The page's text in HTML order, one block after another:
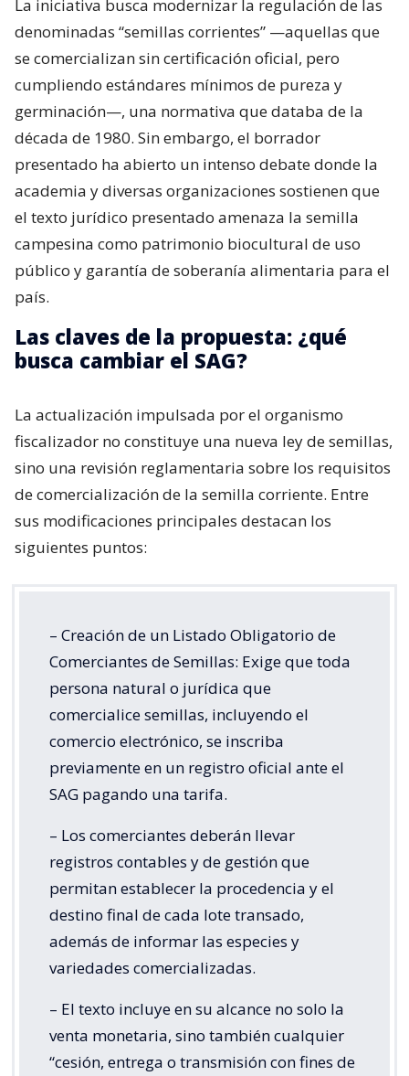
La iniciativa busca modernizar la regulación de las
denominadas “semillas corrientes” —aquellas que
se comercializan sin certificación oficial, pero
cumpliendo estándares mínimos de pureza y
germinación—, una normativa que databa de la
década de 1980. Sin embargo, el borrador
presentado ha abierto un intenso debate donde la
academia y diversas organizaciones sostienen que
el texto jurídico presentado amenaza la semilla
campesina como patrimonio biocultural de uso
público y garantía de soberanía alimentaria para el
país.
Las claves de la propuesta: ¿qué
busca cambiar el SAG?
La actualización impulsada por el organismo
fiscalizador no constituye una nueva ley de semillas,
sino una revisión reglamentaria sobre los requisitos
de comercialización de la semilla corriente. Entre
sus modificaciones principales destacan los
siguientes puntos:
– Creación de un Listado Obligatorio de
Comerciantes de Semillas: Exige que toda
persona natural o jurídica que
comercialice semillas, incluyendo el
comercio electrónico, se inscriba
previamente en un registro oficial ante el
SAG pagando una tarifa.
– Los comerciantes deberán llevar
registros contables y de gestión que
permitan establecer la procedencia y el
destino final de cada lote transado,
además de informar las especies y
variedades comercializadas.
– El texto incluye en su alcance no solo la
venta monetaria, sino también cualquier
“cesión, entrega o transmisión con fines de